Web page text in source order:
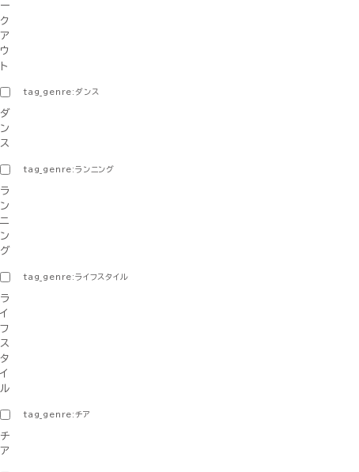
ー
ク
ア
ウ
ト
tag_genre:ダンス
ダ
ン
ス
tag_genre:ランニング
ラ
ン
ニ
ン
グ
tag_genre:ライフスタイル
ラ
イ
フ
ス
タ
イ
ル
tag_genre:チア
チ
ア